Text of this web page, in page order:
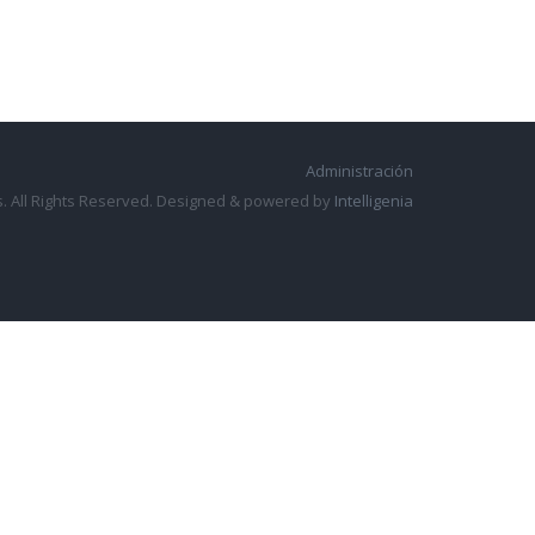
Administración
All Rights Reserved. Designed & powered by Intelligenia